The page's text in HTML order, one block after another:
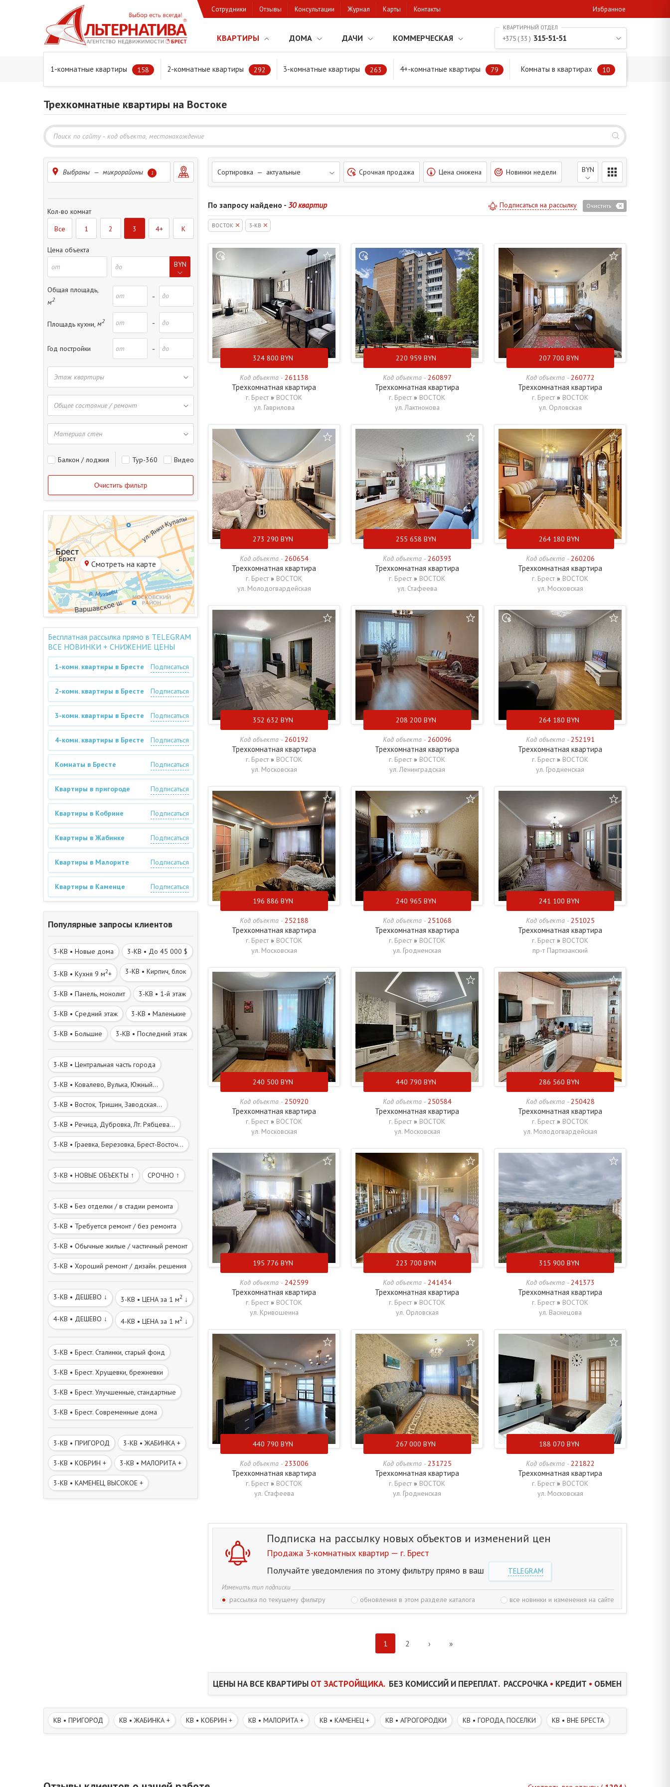
Сотрудники Отзывы Консультации Журнал Карты Контакты Избранное
КВАРТИРЫ ДОМА ДАЧИ КОММЕРЧЕСКАЯ
1-комнатные квартиры 158 2-комнатные квартиры 292 3-комнатные квартиры 263 4+-комнатные квартиры 79 Комнаты в квартирах 10
+375 ( 33 ) 315-51-51
Главная Предложения Квартиры Трехкомнатные квартиры на Востоке
Трехкомнатные квартиры на Востоке
Выбраны — микрорайоны 1
Кол-во комнат
Все
1 2 3 4+ K
Цена объекта
BYN
Общая площадь,
м2 -
Площадь кухни, м2 -
Год постройки -
Балкон / лоджия Тур-360 Видео
Смотреть на карте
Бесплатная рассылка прямо в TELEGRAM
ВСЕ НОВИНКИ + СНИЖЕНИЕ ЦЕНЫ
1-комн. квартиры в Бресте Подписаться
2-комн. квартиры в Бресте Подписаться
3-комн. квартиры в Бресте Подписаться
4-комн. квартиры в Бресте Подписаться
Комнаты в Бресте Подписаться
Квартиры в пригороде Подписаться
Квартиры в Кобрине Подписаться
Квартиры в Жабинке Подписаться
Квартиры в Малорите Подписаться
Квартиры в Каменце Подписаться
Популярные запросы клиентов
3-КВ • Новые дома 3-КВ • До 45 000 $
3-КВ • Кухня 9 м2+ 3-КВ • Кирпич, блок
3-КВ • Панель, монолит 3-КВ • 1-й этаж
3-КВ • Средний этаж 3-КВ • Маленькие
3-КВ • Большие 3-КВ • Последний этаж
3-КВ • Центральная часть города
3-КВ • Ковалево, Вулька, Южный...
3-КВ • Восток, Тришин, Заводская...
3-КВ • Речица, Дубровка, Лт. Рябцева...
3-КВ • Граевка, Березовка, Брест-Восточ...
3-КВ • НОВЫЕ ОБЪЕКТЫ ↑ СРОЧНО ↑
3-КВ • Без отделки / в стадии ремонта
3-КВ • Требуется ремонт / без ремонта
3-КВ • Обычные жилые / частичный ремонт
3-КВ • Хороший ремонт / дизайн. решения
3-КВ • ДЕШЕВО ↓ 3-КВ • ЦЕНА за 1 м2 ↓
4-КВ • ДЕШЕВО ↓ 4-КВ • ЦЕНА за 1 м2 ↓
3-КВ • Брест. Сталинки, старый фонд
3-КВ • Брест. Хрущевки, брежневки
3-КВ • Брест. Улучшенные, стандартные
3-КВ • Брест. Современные дома
3-КВ • ПРИГОРОД 3-КВ • ЖАБИНКА +
3-КВ • КОБРИН + 3-КВ • МАЛОРИТА +
3-КВ • КАМЕНЕЦ, ВЫСОКОЕ +
Сортировка — актуальные Срочная продажа Цена снижена Новинки недели BYN
По запросу найдено - 30 квартир Очистить
Подписаться на рассылку
ВОСТОК 3-КВ
324 800 BYN
Код объекта - 261138
Трехкомнатная квартира
г. Брест » ВОСТОК
ул. Гаврилова
220 959 BYN
Код объекта - 260897
Трехкомнатная квартира
г. Брест » ВОСТОК
ул. Лактионова
207 700 BYN
Код объекта - 260772
Трехкомнатная квартира
г. Брест » ВОСТОК
ул. Орловская
273 290 BYN
Код объекта - 260654
Трехкомнатная квартира
г. Брест » ВОСТОК
ул. Молодогвардейская
255 658 BYN
Код объекта - 260393
Трехкомнатная квартира
г. Брест » ВОСТОК
ул. Стафеева
264 180 BYN
Код объекта - 260206
Трехкомнатная квартира
г. Брест » ВОСТОК
ул. Московская
352 632 BYN
Код объекта - 260192
Трехкомнатная квартира
г. Брест » ВОСТОК
ул. Московская
208 200 BYN
Код объекта - 260096
Трехкомнатная квартира
г. Брест » ВОСТОК
ул. Ленинградская
264 180 BYN
Код объекта - 252191
Трехкомнатная квартира
г. Брест » ВОСТОК
ул. Гродненская
196 886 BYN
Код объекта - 252188
Трехкомнатная квартира
г. Брест » ВОСТОК
ул. Московская
240 965 BYN
Код объекта - 251068
Трехкомнатная квартира
г. Брест » ВОСТОК
ул. Гродненская
241 100 BYN
Код объекта - 251025
Трехкомнатная квартира
г. Брест » ВОСТОК
пр-т Партизанский
240 500 BYN
Код объекта - 250920
Трехкомнатная квартира
г. Брест » ВОСТОК
ул. Московская
440 790 BYN
Код объекта - 250584
Трехкомнатная квартира
г. Брест » ВОСТОК
ул. Московская
286 560 BYN
Код объекта - 250428
Трехкомнатная квартира
г. Брест » ВОСТОК
ул. Молодогвардейская
195 776 BYN
Код объекта - 242599
Трехкомнатная квартира
г. Брест » ВОСТОК
ул. Кривошеина
223 700 BYN
Код объекта - 241434
Трехкомнатная квартира
г. Брест » ВОСТОК
ул. Орловская
315 900 BYN
Код объекта - 241373
Трехкомнатная квартира
г. Брест » ВОСТОК
ул. Васнецова
440 790 BYN
Код объекта - 233006
Трехкомнатная квартира
г. Брест » ВОСТОК
ул. Стафеева
267 000 BYN
Код объекта - 231725
Трехкомнатная квартира
г. Брест » ВОСТОК
ул. Гродненская
188 070 BYN
Код объекта - 221822
Трехкомнатная квартира
г. Брест » ВОСТОК
ул. Московская
Подписка на рассылку новых объектов и изменений цен
Продажа 3-комнатных квартир — г. Брест
Получайте уведомления по этому фильтру прямо в ваш
TELEGRAM
Изменить тип подписки
рассылка по текущему фильтру обновления в этом разделе каталога все новинки и изменения на сайте
1 2 › »
ЦЕНЫ НА ВСЕ КВАРТИРЫ ОТ ЗАСТРОЙЩИКА.БЕЗ КОМИССИЙ И ПЕРЕПЛАТ. РАССРОЧКА • КРЕДИТ • ОБМЕН
КВ • ПРИГОРОД КВ • ЖАБИНКА + КВ • КОБРИН + КВ • МАЛОРИТА + КВ • КАМЕНЕЦ + КВ • АГРОГОРОДКИ КВ • ГОРОДА, ПОСЕЛКИ КВ • ВНЕ БРЕСТА